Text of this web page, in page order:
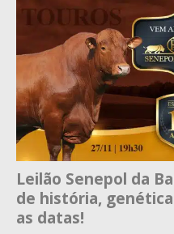
Leilão Senepol da
de história,
as datas!